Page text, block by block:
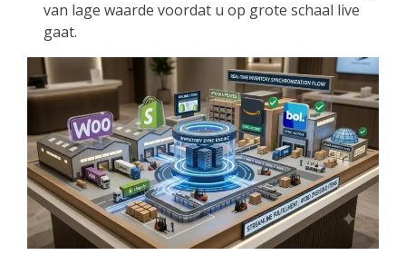
van lage waarde voordat u op grote schaal live
gaat.